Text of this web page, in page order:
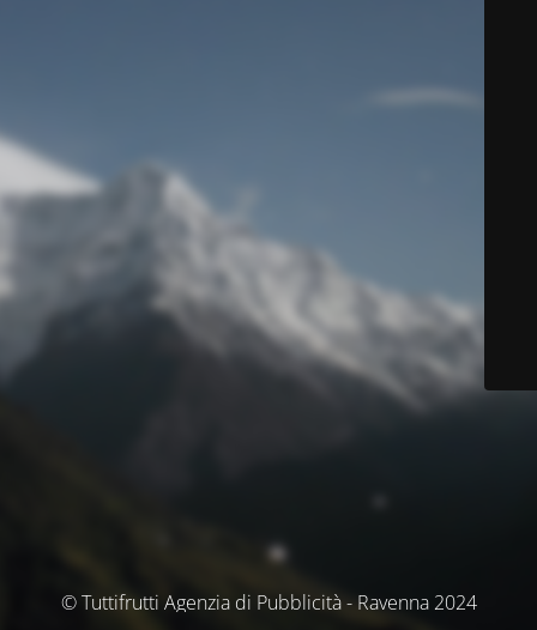
© Tuttifrutti Agenzia di Pubblicità - Ravenna 2024